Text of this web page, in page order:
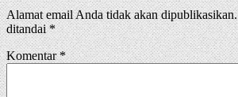
Alamat email Anda tidak akan dipublikasikan.
ditandai*
Komentar*